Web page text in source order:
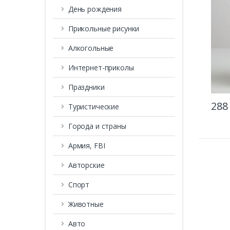
День рождения
Прикольные рисунки
Алкогольные
Интернет-приколы
Праздники
Туристические
Города и страны
Армия, FBI
Авторские
Спорт
Животные
Авто